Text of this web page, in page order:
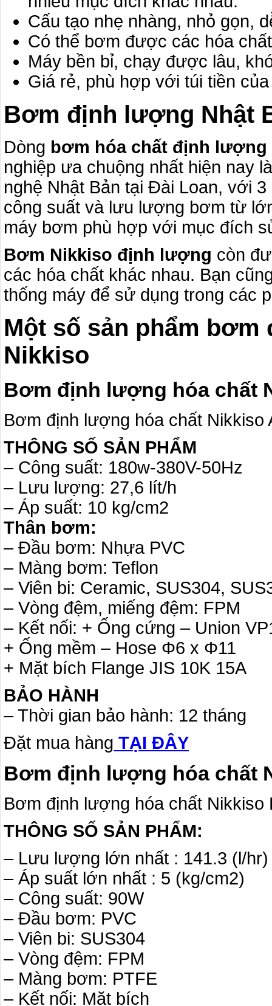
Cấu tạo nhẹ nhàng, nhỏ gọn,
Có thể bơm được các hóa
Máy bền bỉ, chạy được lâu,
Giá rẻ, phù hợp với túi tiền
Bơm định lượng Nhật
Dòng bơm hóa chất định lượng
nghiệp ưa chuộng nhất hiện nay
nghệ Nhật Bản tại Đài Loan, với
công suất và lưu lượng bơm từ
máy bơm phù hợp với mục đích
Bơm Nikkiso định lượng còn
các hóa chất khác nhau. Bạn
thống máy để sử dụng trong các
Một số sản phẩm
Nikkiso
Bơm định lượng hóa chất
Bơm định lượng hóa chất Nikkiso
THÔNG SỐ SẢN PHẨM
– Công suất: 180w-380V-50Hz
– Lưu lượng: 27,6 lít/h
– Áp suất: 10 kg/cm2
Thân bơm:
– Đầu bơm: Nhựa PVC
– Màng bơm: Teflon
– Viên bi: Ceramic, SUS304,
– Vòng đệm, miếng đệm: FPM
– Kết nối: + Ống cứng – Union
+ Ống mềm – Hose Φ6 x Φ11
+ Mặt bích Flange JIS 10K 15A
BẢO HÀNH
– Thời gian bảo hành: 12 tháng
Đặt mua hàng TẠI ĐÂY
Bơm định lượng hóa chất
Bơm định lượng hóa chất Nikkiso
THÔNG SỐ SẢN PHẨM:
– Lưu lượng lớn nhất : 141.3 (l/hr)
– Áp suất lớn nhất : 5 (kg/cm2)
– Công suất: 90W
– Đầu bơm: PVC
– Viên bi: SUS304
– Vòng đệm: FPM
– Màng bơm: PTFE
– Kết nối: Mặt bích